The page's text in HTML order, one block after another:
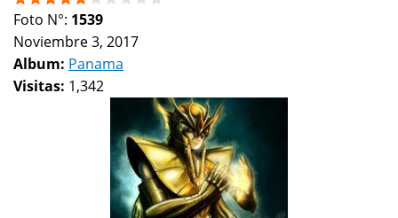
Foto N°: 1539
Noviembre 3, 2017
Album: Panama
Visitas: 1,342